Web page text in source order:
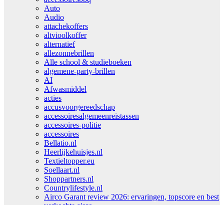
Auto
Audio
attachekoffers
altvioolkoffer
alternatief
allezonnebrillen
Alle school & studieboeken
algemene-party-brillen
AI
Afwasmiddel
acties
accusvoorgereedschap
accessoiresalgemeenreistassen
accessoires-politie
accessoires
Bellatio.nl
Heerlijkehuisjes.nl
Textieltopper.eu
Soellaart.nl
Shoppartners.nl
Countrylifestyle.nl
Airco Garant review 2026: ervaringen, topscore en best